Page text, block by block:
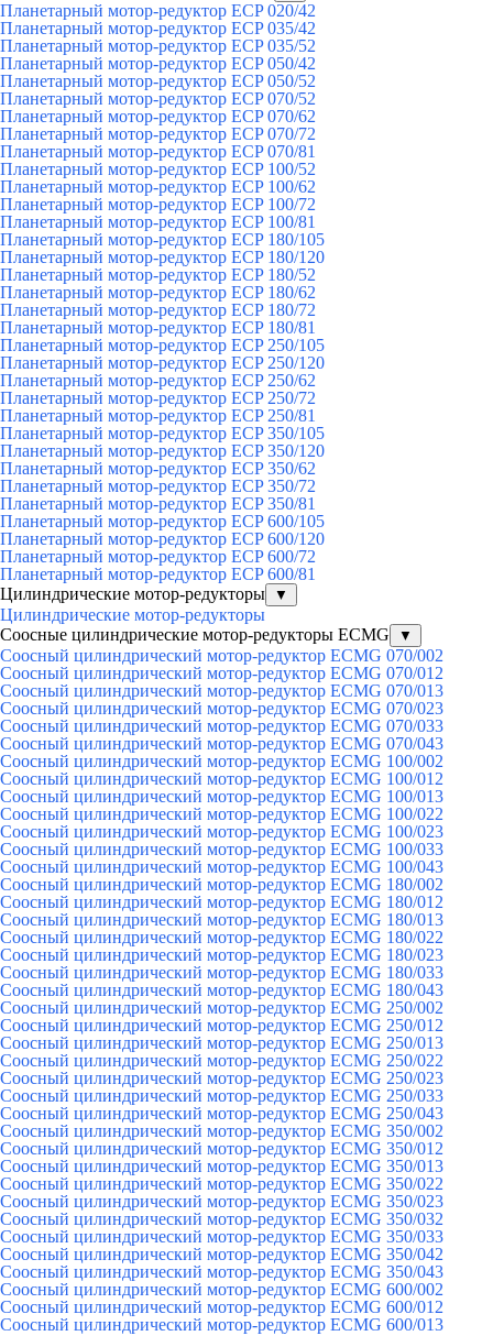
Планетарный мотор-редуктор ECP 020/42
Планетарный мотор-редуктор ECP 035/42
Планетарный мотор-редуктор ECP 035/52
Планетарный мотор-редуктор ECP 050/42
Планетарный мотор-редуктор ECP 050/52
Планетарный мотор-редуктор ECP 070/52
Планетарный мотор-редуктор ECP 070/62
Планетарный мотор-редуктор ECP 070/72
Планетарный мотор-редуктор ECP 070/81
Планетарный мотор-редуктор ECP 100/52
Планетарный мотор-редуктор ECP 100/62
Планетарный мотор-редуктор ECP 100/72
Планетарный мотор-редуктор ECP 100/81
Планетарный мотор-редуктор ECP 180/105
Планетарный мотор-редуктор ECP 180/120
Планетарный мотор-редуктор ECP 180/52
Планетарный мотор-редуктор ECP 180/62
Планетарный мотор-редуктор ECP 180/72
Планетарный мотор-редуктор ECP 180/81
Планетарный мотор-редуктор ECP 250/105
Планетарный мотор-редуктор ECP 250/120
Планетарный мотор-редуктор ECP 250/62
Планетарный мотор-редуктор ECP 250/72
Планетарный мотор-редуктор ECP 250/81
Планетарный мотор-редуктор ECP 350/105
Планетарный мотор-редуктор ECP 350/120
Планетарный мотор-редуктор ECP 350/62
Планетарный мотор-редуктор ECP 350/72
Планетарный мотор-редуктор ECP 350/81
Планетарный мотор-редуктор ECP 600/105
Планетарный мотор-редуктор ECP 600/120
Планетарный мотор-редуктор ECP 600/72
Планетарный мотор-редуктор ECP 600/81
Цилиндрические мотор-редукторы
▼
Цилиндрические мотор-редукторы
Соосные цилиндрические мотор-редукторы ECMG
▼
Соосный цилиндрический мотор-редуктор ECMG 070/002
Соосный цилиндрический мотор-редуктор ECMG 070/012
Соосный цилиндрический мотор-редуктор ECMG 070/013
Соосный цилиндрический мотор-редуктор ECMG 070/023
Соосный цилиндрический мотор-редуктор ECMG 070/033
Соосный цилиндрический мотор-редуктор ECMG 070/043
Соосный цилиндрический мотор-редуктор ECMG 100/002
Соосный цилиндрический мотор-редуктор ECMG 100/012
Соосный цилиндрический мотор-редуктор ECMG 100/013
Соосный цилиндрический мотор-редуктор ECMG 100/022
Соосный цилиндрический мотор-редуктор ECMG 100/023
Соосный цилиндрический мотор-редуктор ECMG 100/033
Соосный цилиндрический мотор-редуктор ECMG 100/043
Соосный цилиндрический мотор-редуктор ECMG 180/002
Соосный цилиндрический мотор-редуктор ECMG 180/012
Соосный цилиндрический мотор-редуктор ECMG 180/013
Соосный цилиндрический мотор-редуктор ECMG 180/022
Соосный цилиндрический мотор-редуктор ECMG 180/023
Соосный цилиндрический мотор-редуктор ECMG 180/033
Соосный цилиндрический мотор-редуктор ECMG 180/043
Соосный цилиндрический мотор-редуктор ECMG 250/002
Соосный цилиндрический мотор-редуктор ECMG 250/012
Соосный цилиндрический мотор-редуктор ECMG 250/013
Соосный цилиндрический мотор-редуктор ECMG 250/022
Соосный цилиндрический мотор-редуктор ECMG 250/023
Соосный цилиндрический мотор-редуктор ECMG 250/033
Соосный цилиндрический мотор-редуктор ECMG 250/043
Соосный цилиндрический мотор-редуктор ECMG 350/002
Соосный цилиндрический мотор-редуктор ECMG 350/012
Соосный цилиндрический мотор-редуктор ECMG 350/013
Соосный цилиндрический мотор-редуктор ECMG 350/022
Соосный цилиндрический мотор-редуктор ECMG 350/023
Соосный цилиндрический мотор-редуктор ECMG 350/032
Соосный цилиндрический мотор-редуктор ECMG 350/033
Соосный цилиндрический мотор-редуктор ECMG 350/042
Соосный цилиндрический мотор-редуктор ECMG 350/043
Соосный цилиндрический мотор-редуктор ECMG 600/002
Соосный цилиндрический мотор-редуктор ECMG 600/012
Соосный цилиндрический мотор-редуктор ECMG 600/013